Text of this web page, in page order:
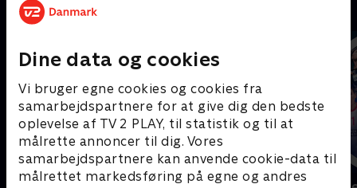
Dine data og cookies
Vi bruger egne cookies og cookies fra
samarbejdspartnere for at give dig den bedste
oplevelse af TV 2 PLAY, til statistik og til at
målrette annoncer til dig. Vores
samarbejdspartnere kan anvende cookie-data til
målrettet markedsføring på egne og andres
Andre så også